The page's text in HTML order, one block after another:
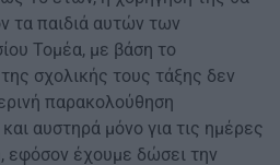
τα παιδιά αυτών των
Τομέα, με βάση το
σχολικής τους τάξης δεν
παρακολούθηση
αυστηρά μόνο για τις ημέρες
έχουμε δώσει την